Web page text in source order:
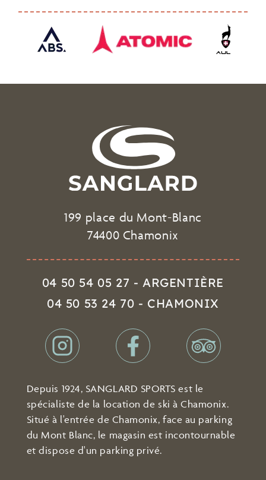
199 place du Mont-Blanc
74400 Chamonix
04 50 54 05 27 - ARGENTIÈRE
04 50 53 24 70 - CHAMONIX
Depuis 1924, SANGLARD SPORTS est le
spécialiste de la location de ski à Chamonix.
Situé à l'entrée de Chamonix, face au parking
du Mont Blanc, le magasin est incontournable
et dispose d'un parking privé.